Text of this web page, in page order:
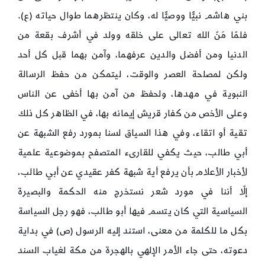
بني هاشم نبيًّا ووصيًّا له، وكان ينتظرهما طوال حياته (ع).
فلمّا مَنّ الله تعالى على خلقه وولد في أشرف بقعة من
الدنيا ومن أفضل والدين عرفهما، وآمن بهما قبل كل أحد
ولكن لمصلحة العصر والوقت، ليتمكن من حفظ الرسالة
النبوية في مهدها، ولحفظ من آمن بها أخفى عن الناس
وعلى الأخص من كفار قريش إيمانه بها، في الظاهر كل ذلك
تقية أو اتقاء، وفي هذا السياق لسنا بمورد رفع الشبهة عن
أبي طالب، حيث يكفي للقارىء المتصفح بموضوعية علمية
لأخبار الأعلام بأن يرفع أية شبهة كفر عقيدي عن أبي طالب،
إلّا أننا في مورد شعر نستخرج منه الحكمة والبصيرة
السياسية التي كان يتسم فيها أبو طالب، فهو رجل السياسة
بكل ما للكلمة من معنى، استند إليه الرسول (ص) في بداية
دعوته، حتى جاء الأمر الإلهي بالهجرة من مكة لغياب السند